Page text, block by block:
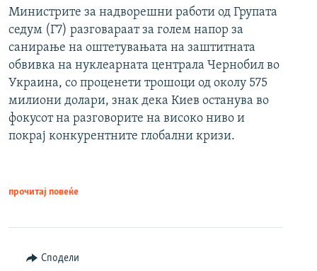
Министрите за надворешни работи од Групата
седум (Г7) разговараат за голем напор за
санирање на оштетувањата на заштитната
обвивка на нуклеарната централа Чернобил во
Украина, со проценети трошоци од околу 575
милиони долари, знак дека Киев останува во
фокусот на разговорите на високо ниво и
покрај конкурентните глобални кризи.
прочитај повеќе
Сподели